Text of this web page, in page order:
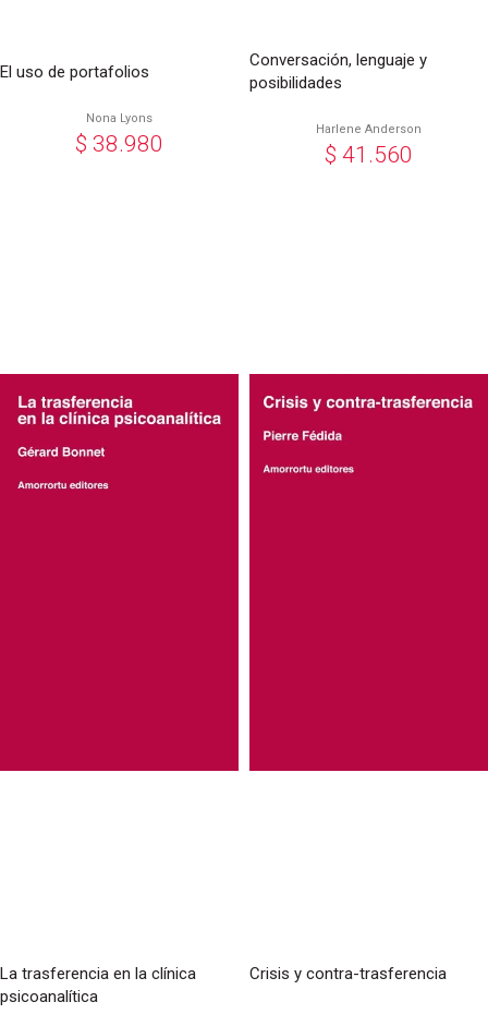
El uso de portafolios
Nona Lyons
$ 38.980
Conversación, lenguaje y
posibilidades
Harlene Anderson
$ 41.560
La trasferencia en la clínica
psicoanalítica
Crisis y contra-trasferencia